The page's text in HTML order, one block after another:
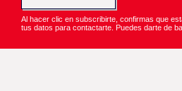
Al hacer clic en subscribirte, confirmas que
tus datos para contactarte. Puedes darte de